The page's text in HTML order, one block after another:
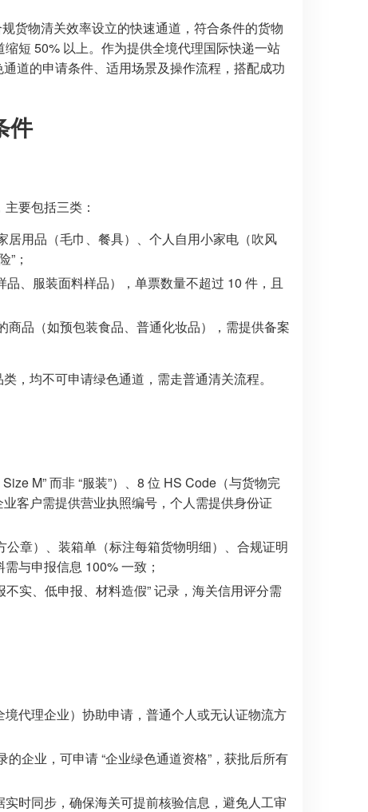
货物清关效率设立的快速通道，符合条件的货物
短 50% 以上。作为提供全境代理国际快递一站
道的申请条件、适用场景及操作流程，搭配成功
件
要包括三类：
居用品（毛巾、餐具）、个人自用小家电（吹风
；
、服装面料样品），单票数量不超过 10 件，且
商品（如预包装食品、普通化妆品），需提供备案
，均不可申请绿色通道，需走普通清关流程。
M” 而非 “服装”）、8 位 HS Code（与货物完
客户需提供营业执照编号，个人需提供身份证
章）、装箱单（标注每箱货物明细）、合规证明
与申报信息 100% 一致；
实、低申报、材料造假” 记录，海关信用评分需
境代理企业）协助申请，普通个人或无认证物流方
企业，可申请 “企业绿色通道资格”，获批后所有
实时同步，确保海关可提前核验信息，避免人工审